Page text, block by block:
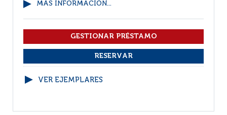
MÁS INFORMACIÓN...
VER EJEMPLARES